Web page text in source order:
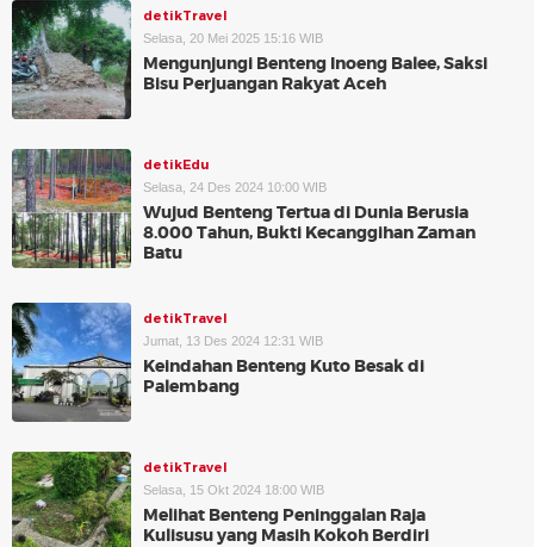
detikTravel
Selasa, 20 Mei 2025 15:16 WIB
Mengunjungi Benteng Inoeng Balee, Saksi
Bisu Perjuangan Rakyat Aceh
detikEdu
Selasa, 24 Des 2024 10:00 WIB
Wujud Benteng Tertua di Dunia Berusia
8.000 Tahun, Bukti Kecanggihan Zaman
Batu
detikTravel
Jumat, 13 Des 2024 12:31 WIB
Keindahan Benteng Kuto Besak di
Palembang
detikTravel
Selasa, 15 Okt 2024 18:00 WIB
Melihat Benteng Peninggalan Raja
Kulisusu yang Masih Kokoh Berdiri